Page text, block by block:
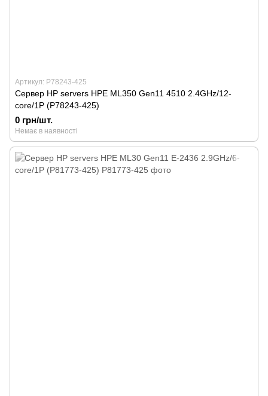
Артикул: P78243-425
Сервер HP servers HPE ML350 Gen11 4510 2.4GHz/12-
core/1P (P78243-425)
0 грн/шт.
Немає в наявності